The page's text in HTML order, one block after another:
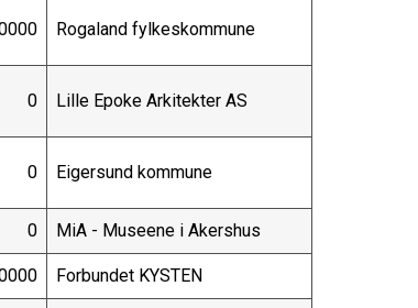
Rogaland fylkeskommune
0 Lille Epoke Arkitekter AS
0 Eigersund kommune
0 MiA - Museene i Akershus
Forbundet KYSTEN